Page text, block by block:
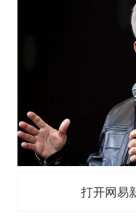
打开网易